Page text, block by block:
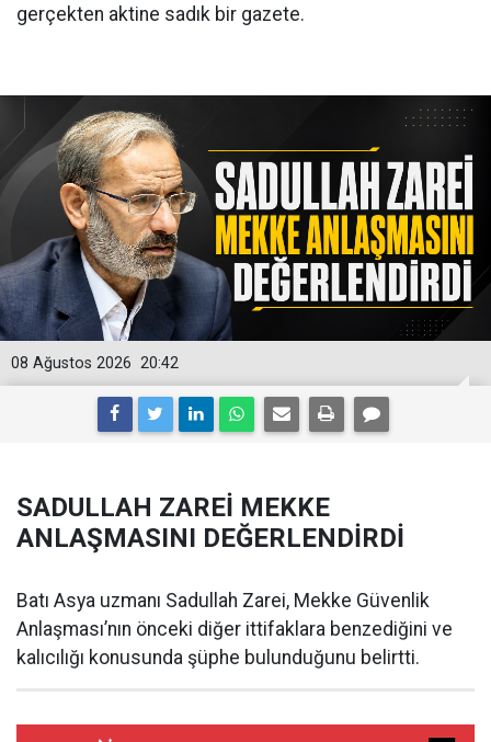
gerçekten aktine sadık bir gazete.
20:42
08 Ağustos 2026
SADULLAH ZAREİ MEKKE
ANLAŞMASINI DEĞERLENDİRDİ
Batı Asya uzmanı Sadullah Zarei, Mekke Güvenlik
Anlaşması’nın önceki diğer ittifaklara benzediğini ve
kalıcılığı konusunda şüphe bulunduğunu belirtti.